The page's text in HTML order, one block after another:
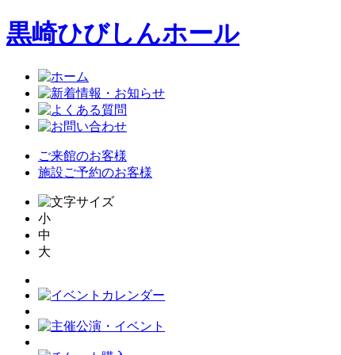
黒崎ひびしんホール
ご来館のお客様
施設ご予約のお客様
小
中
大